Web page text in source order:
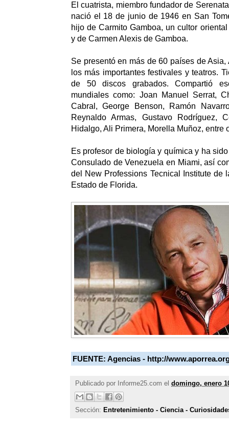
El cuatrista, miembro fundador de
nació el 18 de junio de 1946 en San
hijo de Carmito Gamboa, un cultor
y de Carmen Alexis de Gamboa.
Se presentó en más de 60 países de
los más importantes festivales y teatros.
de 50 discos grabados. Compartió
mundiales como: Joan Manuel Serrat,
Cabral, George Benson, Ramón
Reynaldo Armas, Gustavo Rodríguez,
Hidalgo, Ali Primera, Morella Muñoz, entre
Es profesor de biología y química y ha
Consulado de Venezuela en Miami, así
del New Professions Tecnical Institute de
Estado de Florida.
FUENTE: Agencias - http://
Publicado por Informe25.com el domingo, enero
Sección: Entretenimiento - Ciencia -